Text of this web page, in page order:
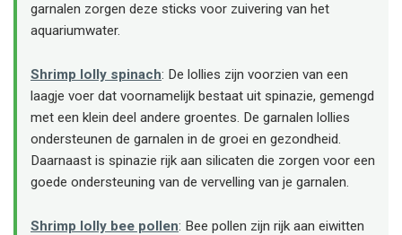
garnalen zorgen deze sticks voor zuivering van het
aquariumwater.
Shrimp lolly spinach: De lollies zijn voorzien van een
laagje voer dat voornamelijk bestaat uit spinazie, gemengd
met een klein deel andere groentes. De garnalen lollies
ondersteunen de garnalen in de groei en gezondheid.
Daarnaast is spinazie rijk aan silicaten die zorgen voor een
goede ondersteuning van de vervelling van je garnalen.
Shrimp lolly bee pollen: Bee pollen zijn rijk aan eiwitten